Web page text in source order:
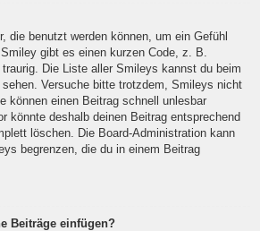
die benutzt werden können, um ein Gefühl
gibt es einen kurzen Code, z. B.
Die Liste aller Smileys kannst du beim
Versuche bitte trotzdem, Smileys nicht
können einen Beitrag schnell unlesbar
könnte deshalb deinen Beitrag entsprechend
löschen. Die Board-Administration kann
begrenzen, die du in einem Beitrag
Beiträge einfügen?